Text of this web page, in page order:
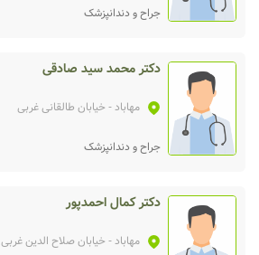
جراح و دندانپزشک
دکتر محمد سید صادقی
مهاباد- خیابان طالقانی غربی
جراح و دندانپزشک
دکتر کمال احمدپور
مهاباد- خیابان صلاح الدین غربی